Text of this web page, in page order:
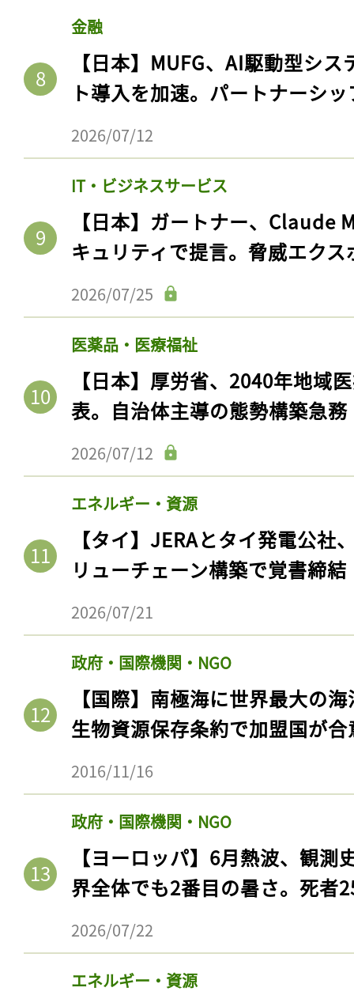
金融
【日本】MUFG、AI駆動型シ
ト導入を加速。パートナーシ
2026/07/12
IT・ビジネスサービス
【日本】ガートナー、Claude
キュリティで提言。脅威エク
2026/07/25
医薬品・医療福祉
【日本】厚労省、2040年地域
表。自治体主導の態勢構築急務
2026/07/12
エネルギー・資源
【タイ】JERAとタイ発電公社
リューチェーン構築で覚書締結
2026/07/21
政府・国際機関・NGO
【国際】南極海に世界最大の
生物資源保存条約で加盟国が合
2016/11/16
政府・国際機関・NGO
【ヨーロッパ】6月熱波、観
界全体でも2番目の暑さ。死者
2026/07/22
エネルギー・資源
会員登録